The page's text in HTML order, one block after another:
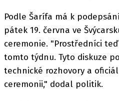
Podle Šarífa má k
pátek 19. června ve
ceremonie. "Prostředníci
tomto týdnu. Tyto diskuze
technické rozhovory a
ceremonii," dodal politik.